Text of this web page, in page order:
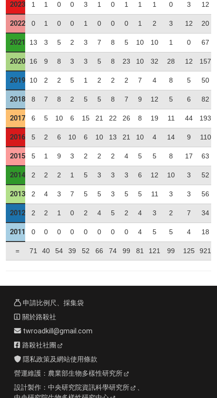
2023 1 1 0 0 3 1 0 1 1 1 0 3 12
2022 0 1 0 0 1 0 0 0 1 2 3 12 20
2021 13 3 5 2 3 7 8 5 10 10 1 0 67
2020 16 9 8 3 3 5 8 23 10 32 28 12 157
2019 10 2 2 5 1 2 2 2 7 4 8 5 50
2018 8 7 8 2 5 5 8 7 9 12 5 6 82
2017 6 5 10 6 15 21 22 26 8 19 11 44 193
2016 5 2 6 10 6 10 13 21 10 4 14 9 110
2015 5 1 9 3 2 2 2 4 5 5 8 17 63
2014 2 2 2 1 5 3 3 3 6 12 10 3 52
2013 2 4 3 7 5 5 3 5 5 11 3 3 56
2012 2 2 1 0 2 4 5 2 4 3 2 7 34
2011 0 0 0 0 0 0 0 0 4 5 5 4 18
= 71 40 54 39 52 66 74 99 81 121 99 125 921
申請比例尺、採集袋
關於路殺社
twroadkill@gmail.com
路殺社社團
隱私政策及網站使用條款
營運維護： 農業部生物多樣性研究所
設計製作： 中央研究院資訊科學研究所
、